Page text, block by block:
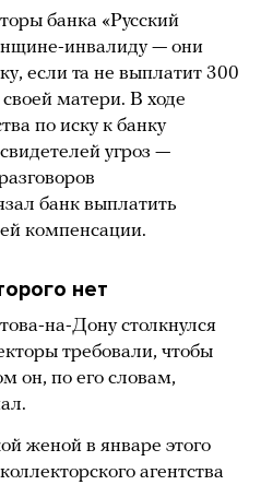
банка «Русский
инвалиду — они
если та не выплатит 300
матери. В ходе
по иску к банку
угроз —
банк выплатить
компенсации.
нет
на-Дону столкнулся
требовали, чтобы
он, по его словам,
женой в январе этого
агентства